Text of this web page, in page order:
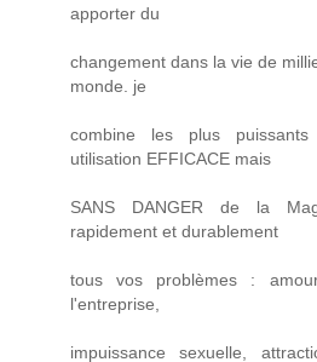
apporter du
changement dans la vie de
monde. je
combine les plus
utilisation EFFICACE mais
SANS DANGER de la
rapidement et durablement
tous vos problèmes :
l'entreprise,
impuissance sexuelle,